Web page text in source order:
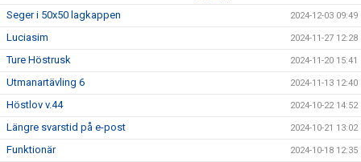
Seger i 50x50 lagkappen 2024-12-03 09:49
Luciasim 2024-11-27 12:28
Ture Höstrusk 2024-11-20 15:41
Utmanartävling 6 2024-11-13 12:40
Höstlov v.44 2024-10-22 14:52
Längre svarstid på e-post 2024-10-21 13:02
Funktionär 2024-10-18 12:35